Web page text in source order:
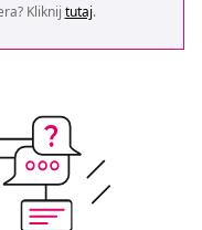
Kliknij tutaj.